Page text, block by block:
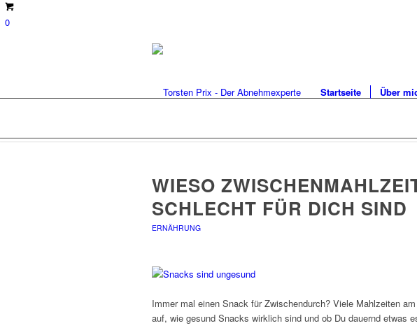
0
Startseite Über
WIESO
SCHLECHT FÜR DICH SIND
ERNÄHRUNG
Immer mal einen Snack für Zwischendurch? Viele Mahlzeiten
auf, wie gesund Snacks wirklich sind und ob Du dauernd etwas